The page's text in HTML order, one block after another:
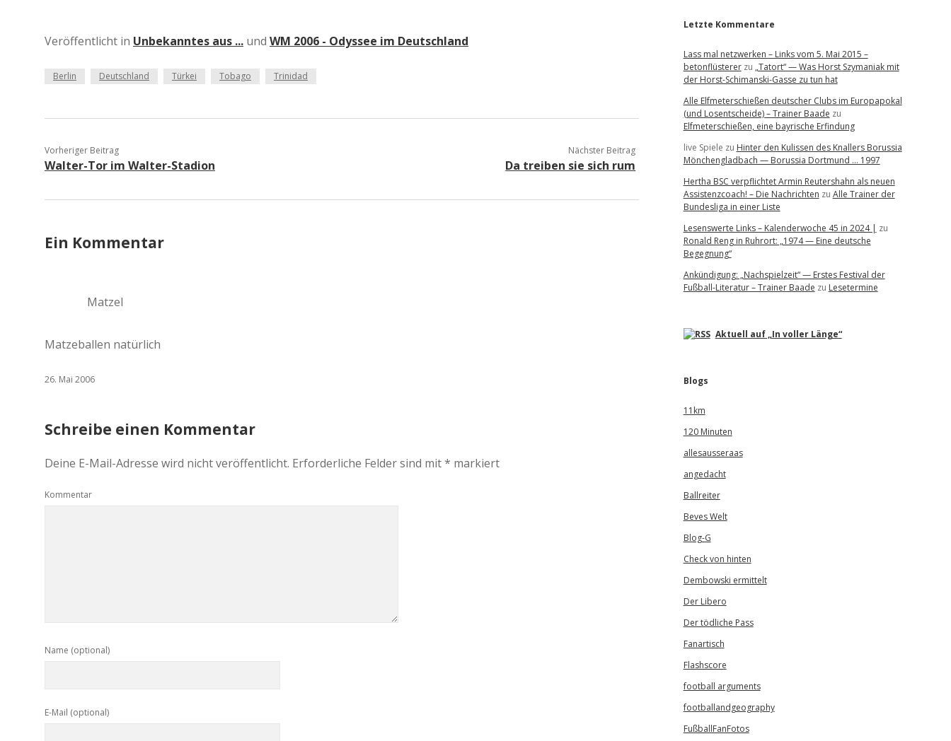
Veröffentlicht in Unbekanntes aus ... und WM 2006 - Odyssee im Deutschland
Berlin Deutschland Türkei Tobago Trinidad
Vorheriger Beitrag
Walter-Tor im Walter-Stadion
Nächster Beitrag
Da treiben sie sich rum
Ein Kommentar
Matzel
Matzeballen natürlich
26. Mai 2006
Schreibe einen Kommentar
Deine E-Mail-Adresse wird nicht veröffentlicht. Erforderliche Felder sind mit* markiert
Kommentar
Name (optional)
E-Mail (optional)
Letzte Kommentare
Lass mal netzwerken – Links vom 5. Mai 2015 –
betonflüstererzu „Tatort“ — Was Horst Szymaniak mit
der Horst-Schimanski-Gasse zu tun hat
Alle Elfmeterschießen deutscher Clubs im Europapokal
(und Losentscheide) – Trainer Baade zu
Elfmeterschießen, eine bayrische Erfindung
live Spiele zu Hinter den Kulissen des Knallers Borussia
Mönchengladbach — Borussia Dortmund … 1997
Hertha BSC verpflichtet Armin Reutershahn als neuen
Assistenzcoach! – Die Nachrichten zu Alle Trainer der
Bundesliga in einer Liste
Lesenswerte Links – Kalenderwoche 45 in 2024 | zu
Ronald Reng in Ruhrort: „1974 — Eine deutsche
Begegnung“
Ankündigung: „Nachspielzeit“ — Erstes Festival der
Fußball-Literatur – Trainer Baade zu Lesetermine
Aktuell auf „In voller Länge“
Blogs
11km
120 Minuten
allesausseraas
angedacht
Ballreiter
Beves Welt
Blog-G
Check von hinten
Dembowski ermittelt
Der Libero
Der tödliche Pass
Fanartisch
Flashscore
football arguments
footballandgeography
FußballFanFotos